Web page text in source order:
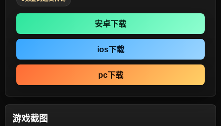
安卓下载
ios下载
pc下载
游戏截图